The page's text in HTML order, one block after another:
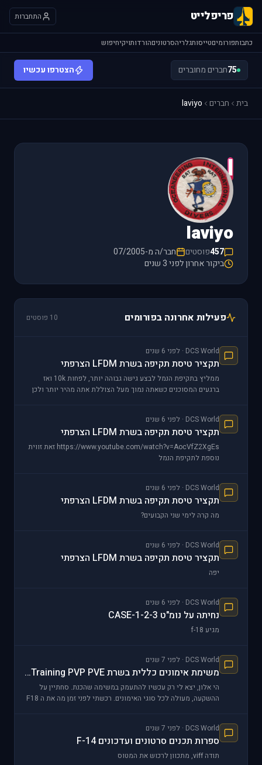
פריפלייט התחברות
כתבותפורומיםטייסותגלריהסרטוניםהורדותויקיחיפוש
75חברים מחוברים הצטרפו עכשיו
בית חברים laviyo
l
laviyo
457פוסטים
חבר/ה מ-07/2005
ביקור אחרון לפני 3 שנים
פעילות אחרונה בפורומים 10 פוסטים
DCS World · לפני 6 שנים
תקציר טיסת תקיפה בשרת LFDM הצרפתי
ממליץ בתקיפת הנמל לבצע גישה גבוהה יותר, לפחות 10k ואז
ברגעים המסוכנים כשאתה נמוך מעל הצוללת אתה מהיר יותר ולכן
DCS World · לפני 6 שנים
תקציר טיסת תקיפה בשרת LFDM הצרפתי
https://www.youtube.com/watch?v=AocVfZ2XgEs זאת זווית
נוספת לתקיפת הנמל
DCS World · לפני 6 שנים
תקציר טיסת תקיפה בשרת LFDM הצרפתי
מה קרה לימי שני הקבועים?
DCS World · לפני 6 שנים
תקציר טיסת תקיפה בשרת LFDM הצרפתי
יפה
DCS World · לפני 6 שנים
נחיתה על נומ"ט CASE-1-2-3
מגיע f-18
DCS World · לפני 7 שנים
משימת אימונים כללית בשרת General Training PVP PVE
הי אלון, יצא לי רק עכשיו להתעמק במשימה שהכנת. סחתיין על
ההשקעה, מעולה לכל סוגי האימונים. רכשתי לפני זמן מה את ה F18
DCS World · לפני 7 שנים
ספרות תכנים סרטונים ועדכונים F-14
תודה viff, מתכוון לרכוש את המטוס